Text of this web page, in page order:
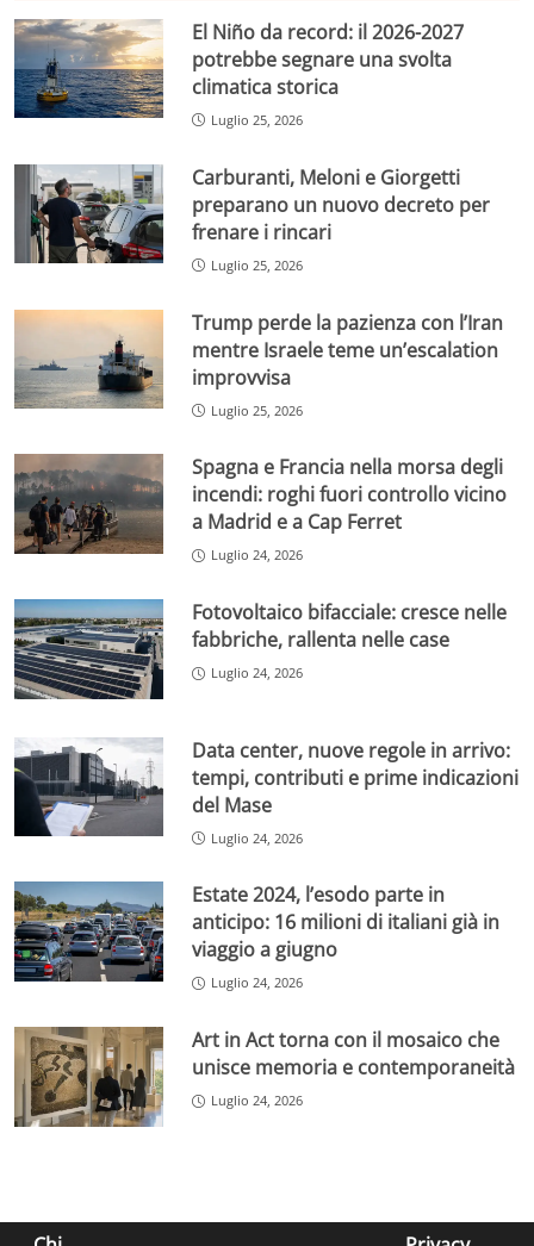
El Niño da record: il 2026-2027
potrebbe segnare una svolta
climatica storica
Luglio 25, 2026
Carburanti, Meloni e Giorgetti
preparano un nuovo decreto per
frenare i rincari
Luglio 25, 2026
Trump perde la pazienza con l’Iran
mentre Israele teme un’escalation
improvvisa
Luglio 25, 2026
Spagna e Francia nella morsa degli
incendi: roghi fuori controllo vicino
a Madrid e a Cap Ferret
Luglio 24, 2026
Fotovoltaico bifacciale: cresce nelle
fabbriche, rallenta nelle case
Luglio 24, 2026
Data center, nuove regole in arrivo:
tempi, contributi e prime indicazioni
del Mase
Luglio 24, 2026
Estate 2024, l’esodo parte in
anticipo: 16 milioni di italiani già in
viaggio a giugno
Luglio 24, 2026
Art in Act torna con il mosaico che
unisce memoria e contemporaneità
Luglio 24, 2026